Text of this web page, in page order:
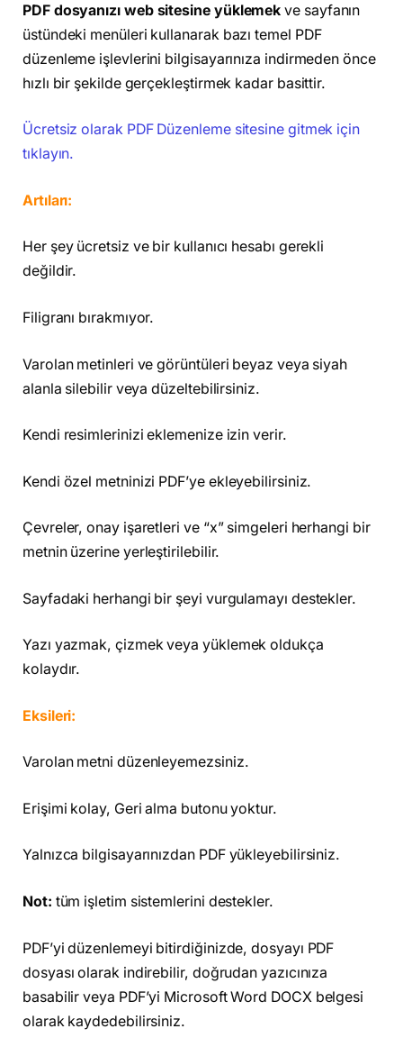
PDF dosyanızı web sitesine yüklemek ve sayfanın
üstündeki menüleri kullanarak bazı temel PDF
düzenleme işlevlerini bilgisayarınıza indirmeden önce
hızlı bir şekilde gerçekleştirmek kadar basittir.
Ücretsiz olarak PDF Düzenleme sitesine gitmek için
tıklayın.
Artıları:
Her şey ücretsiz ve bir kullanıcı hesabı gerekli
değildir.
Filigranı bırakmıyor.
Varolan metinleri ve görüntüleri beyaz veya siyah
alanla silebilir veya düzeltebilirsiniz.
Kendi resimlerinizi eklemenize izin verir.
Kendi özel metninizi PDF’ye ekleyebilirsiniz.
Çevreler, onay işaretleri ve “x” simgeleri herhangi bir
metnin üzerine yerleştirilebilir.
Sayfadaki herhangi bir şeyi vurgulamayı destekler.
Yazı yazmak, çizmek veya yüklemek oldukça
kolaydır.
Eksileri:
Varolan metni düzenleyemezsiniz.
Erişimi kolay, Geri alma butonu yoktur.
Yalnızca bilgisayarınızdan PDF yükleyebilirsiniz.
Not: tüm işletim sistemlerini destekler.
PDF’yi düzenlemeyi bitirdiğinizde, dosyayı PDF
dosyası olarak indirebilir, doğrudan yazıcınıza
basabilir veya PDF’yi Microsoft Word DOCX belgesi
olarak kaydedebilirsiniz.